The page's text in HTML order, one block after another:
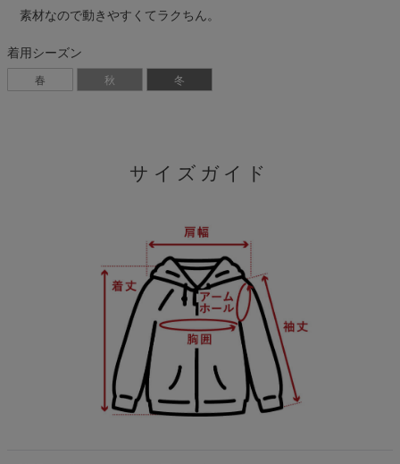
素材なので動きやすくてラクちん。
着用シーズン
春 秋 冬
サイズガイド